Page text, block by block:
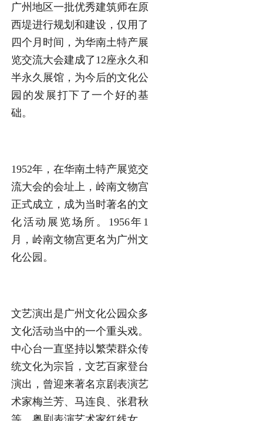
广州地区一批优秀建筑师在原
西堤进行规划和建设，仅用了
四个月时间，为华南土特产展
览交流大会建成了12座永久和
半永久展馆，为今后的文化公
园的发展打下了一个好的基
础。
1952年，在华南土特产展览交
流大会的会址上，岭南文物宫
正式成立，成为当时著名的文
化活动展览场所。1956年1
月，岭南文物宫更名为广州文
化公园。
文艺演出是广州文化公园众多
文化活动当中的一个重头戏。
中心台一直坚持以繁荣群众传
统文化为宗旨，文艺百家登台
演出，曾迎来著名京剧表演艺
术家梅兰芳、马连良、张君秋